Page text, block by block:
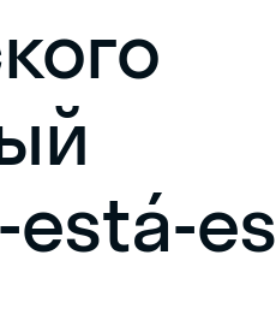
está-es